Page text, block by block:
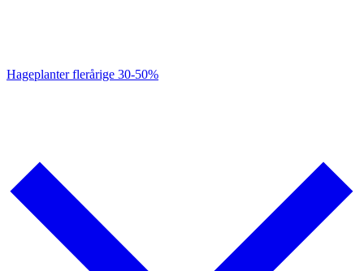
Hageplanter flerårige 30-50%